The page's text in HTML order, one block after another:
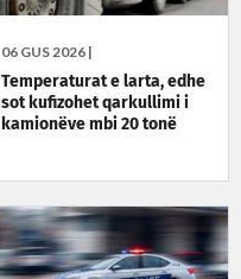
06 GUS 2026 |
Temperaturat e larta, edhe
sot kufizohet qarkullimi i
kamionëve mbi 20 tonë